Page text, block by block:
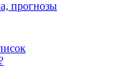
прогнозы